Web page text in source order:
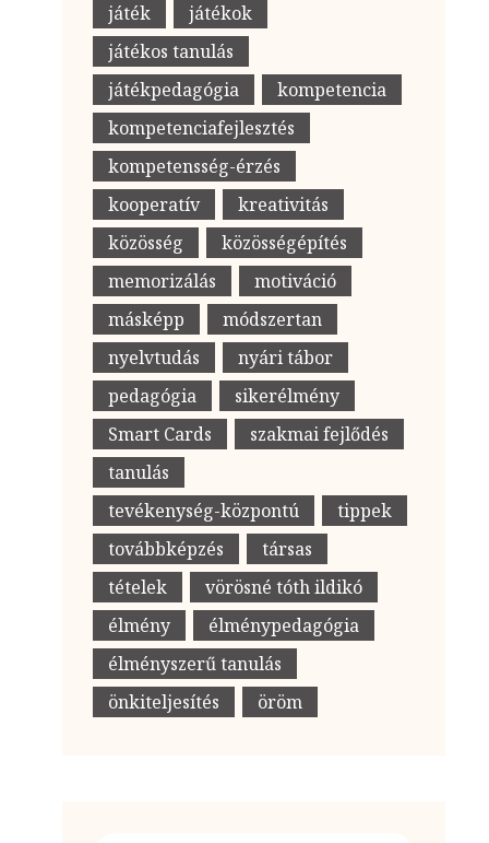
játék
játékok
játékos tanulás
játékpedagógia
kompetencia
kompetenciafejlesztés
kompetensség-érzés
kooperatív
kreativitás
közösség
közösségépítés
memorizálás
motiváció
másképp
módszertan
nyelvtudás
nyári tábor
pedagógia
sikerélmény
Smart Cards
szakmai fejlődés
tanulás
tevékenység-központú
tippek
továbbképzés
társas
tételek
vörösné tóth ildikó
élmény
élménypedagógia
élményszerű tanulás
önkiteljesítés
öröm